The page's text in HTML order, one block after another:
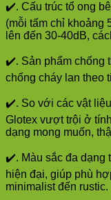
✔️. Cấu trúc tổ ong
(mỗi tấm chỉ khoảng
lên đến 30-40dB,
✔️. Sản phẩm chống
chống cháy lan theo
✔️. So với các vật
Glotex vượt trội ở
dạng mong muốn,
✔️. Màu sắc đa dạng
hiện đại, giúp phù
minimalist đến rustic.